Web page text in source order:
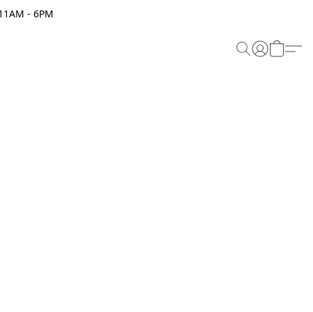
- 6PM